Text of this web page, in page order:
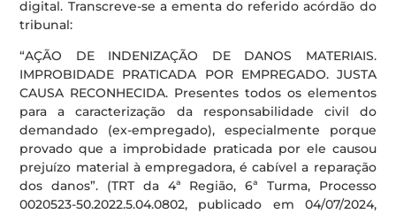
digital. Transcreve-se a ementa do referido acórdão do
tribunal:
“AÇÃO DE INDENIZAÇÃO DE DANOS MATERIAIS.
IMPROBIDADE PRATICADA POR EMPREGADO. JUSTA
CAUSA RECONHECIDA. Presentes todos os elementos
para a caracterização da responsabilidade civil do
demandado (ex-empregado), especialmente porque
provado que a improbidade praticada por ele causou
prejuízo material à empregadora, é cabível a reparação
dos danos”. (TRT da 4ª Região, 6ª Turma, Processo
0020523-50.2022.5.04.0802, publicado em 04/07/2024,